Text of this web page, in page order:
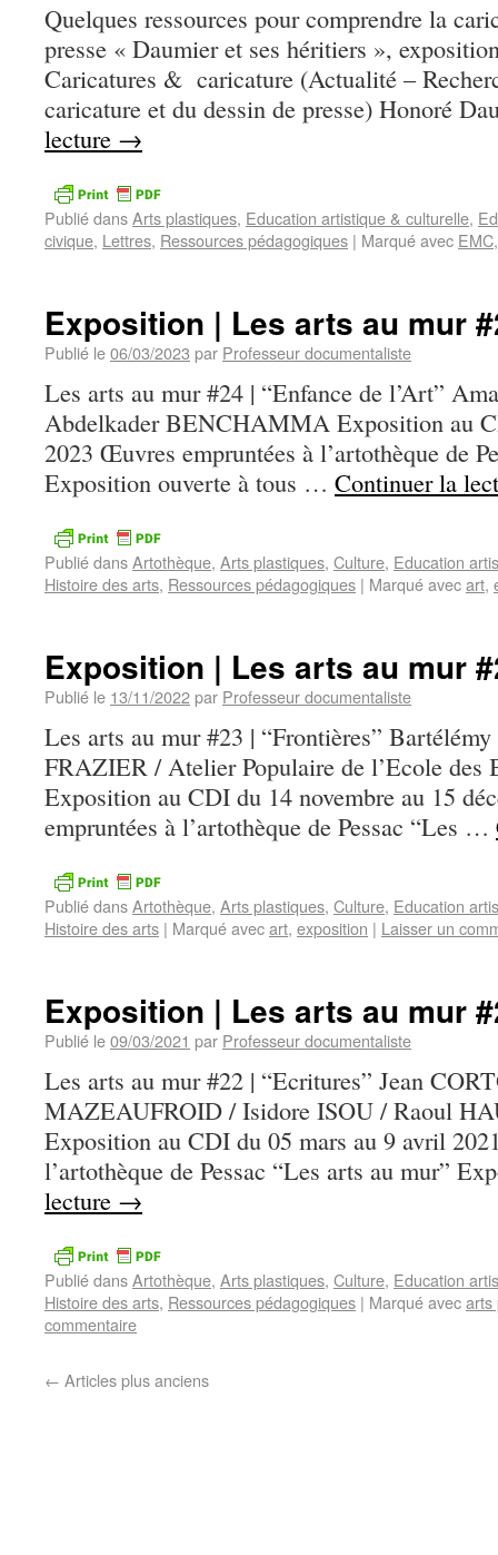
Quelques ressources pour comprendre la
presse « Daumier et ses héritiers »,
Caricatures & caricature (Actualité –
caricature et du dessin de presse) Honoré
lecture →
Publié dansArts plastiques, Education artistique & culturelle,
civique, Lettres, Ressources pédagogiques | Marqué avec EMC
Exposition | Les arts au mur
Publié le06/03/2023 par Professeur documentaliste
Les arts au mur #24 | “Enfance de l’Art”
Abdelkader BENCHAMMA Exposition au
2023 Œuvres empruntées à l’artothèque de
Exposition ouverte à tous … Continuer la
Publié dansArtothèque, Arts plastiques, Culture, Education
Histoire des arts, Ressources pédagogiques | Marqué avecart,
Exposition | Les arts au mur
Publié le 13/11/2022par Professeur documentaliste
Les arts au mur #23 | “Frontières”
FRAZIER / Atelier Populaire de l’Ecole des
Exposition au CDI du 14 novembre au 15
empruntées à l’artothèque de Pessac “Les …
Publié dansArtothèque, Arts plastiques, Culture, Education
Histoire des arts | Marqué avecart, exposition | Laisser un
Exposition | Les arts au mur
Publié le09/03/2021 par Professeur documentaliste
Les arts au mur #22 | “Ecritures” Jean
MAZEAUFROID / Isidore ISOU / Raoul
Exposition au CDI du 05 mars au 9 avril
l’artothèque de Pessac “Les arts au mur”
lecture →
Publié dansArtothèque, Arts plastiques, Culture, Education
Histoire des arts, Ressources pédagogiques | Marqué avecarts
commentaire
← Articles plus anciens